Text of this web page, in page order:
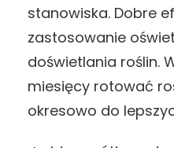
stanowiska. Dobre
zastosowanie
doświetlania roślin.
miesięcy rotować
okresowo do